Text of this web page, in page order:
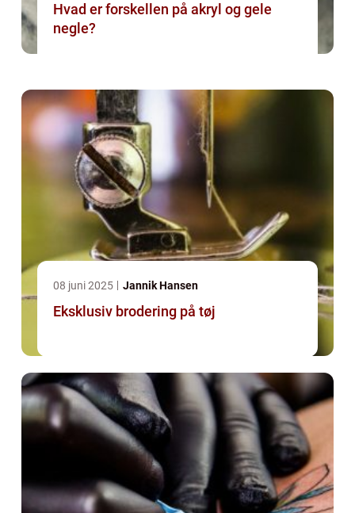
Hvad er forskellen på akryl og gele
negle?
08 juni 2025 Jannik Hansen
Eksklusiv brodering på tøj